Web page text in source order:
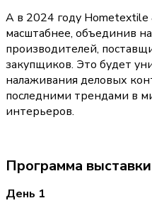
А в 2024 году Hometextile
масштабнее, объединив
производителей,
закупщиков. Это будет
налаживания деловых
последними трендами в
интерьеров.
Программа выставки
День 1